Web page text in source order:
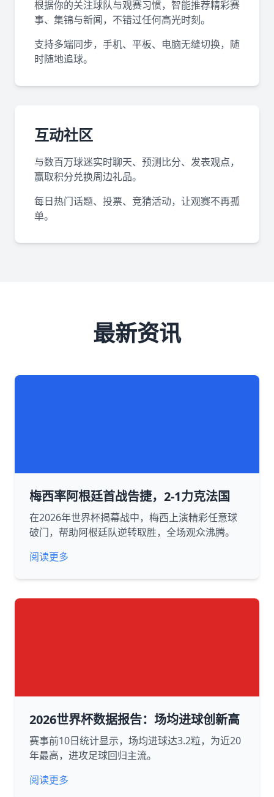
根据你的关注球队与观赛习惯，智能推荐精彩赛
事、集锦与新闻，不错过任何高光时刻。
支持多端同步，手机、平板、电脑无缝切换，随
时随地追球。
互动社区
与数百万球迷实时聊天、预测比分、发表观点，
赢取积分兑换周边礼品。
每日热门话题、投票、竞猜活动，让观赛不再孤
单。
最新资讯
梅西率阿根廷首战告捷，2-1力克法国
在2026年世界杯揭幕战中，梅西上演精彩任意球
破门，帮助阿根廷队逆转取胜，全场观众沸腾。
阅读更多
2026世界杯数据报告：场均进球创新高
赛事前10日统计显示，场均进球达3.2粒，为近20
年最高，进攻足球回归主流。
阅读更多